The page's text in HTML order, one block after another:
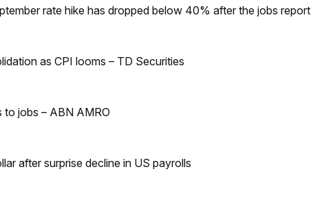
rate hike has dropped below 40% after the jobs report
as CPI looms – TD Securities
to jobs – ABN AMRO
after surprise decline in US payrolls